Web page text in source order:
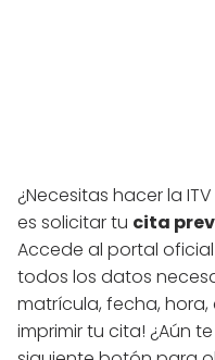
¿Necesitas hacer la
es solicitar tu cita
Accede al portal
todos los datos
matrícula, fecha, hora,
imprimir tu cita! ¿Aún